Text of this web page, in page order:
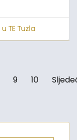
TE Tuzla
9 10